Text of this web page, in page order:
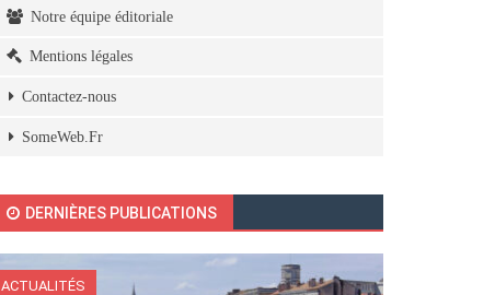
Notre équipe éditoriale
Mentions légales
Contactez-nous
SomeWeb.Fr
DERNIÈRES PUBLICATIONS
ACTUALITÉS